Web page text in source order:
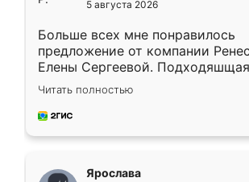
5 августа 2026
Больше всех мне понравилось
предложение от компании
Елены Сергеевой.
короткие сроки изготовления.
для замера сотрудник Владислав
предложил по моему эскизу
Читать полностью
Ярослава